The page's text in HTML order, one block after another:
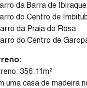
da Barra de
do Centro de
da Praia do Rosa
do Centro de
356,11m²
uma casa de madeira